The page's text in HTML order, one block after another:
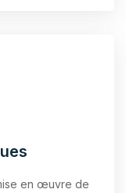
en œuvre de